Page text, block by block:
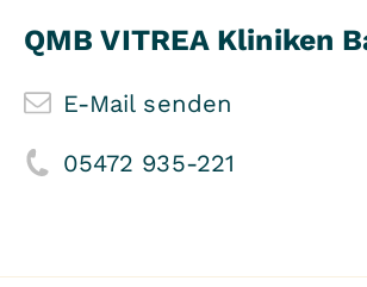
QMB VITREA Kliniken
E-Mail senden
05472 935-221